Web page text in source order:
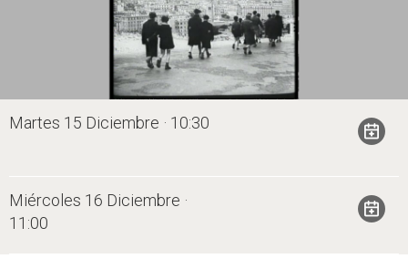
Martes 15 Diciembre · 10:30
Miércoles 16 Diciembre ·
11:00